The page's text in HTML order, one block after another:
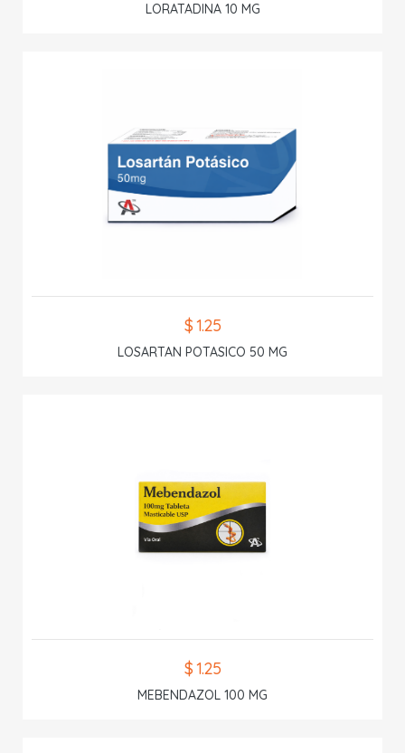
LORATADINA 10 MG
$ 1.25
LOSARTAN POTASICO 50 MG
$ 1.25
MEBENDAZOL 100 MG